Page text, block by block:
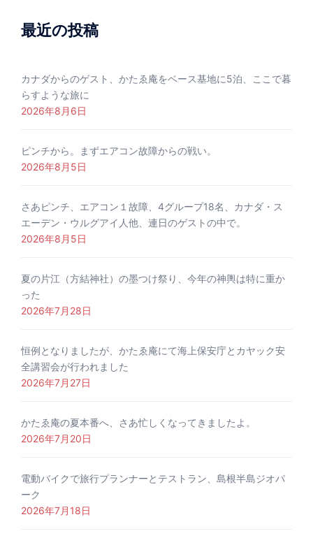
最近の投稿
カナダからのゲスト、かたゑ庵をベース基地に5泊、ここで暮
らすような旅に
2026年8月6日
ピンチから。まずエアコン故障からの戦い。
2026年8月5日
さあピンチ、エアコン１故障、4グループ18名、カナダ・ス
エーデン・ウルグアイ人他、連日のゲストの中で。
2026年8月5日
夏の片江（方結神社）の墨つけ祭り、今年の神輿は特に重か
った
2026年7月28日
恒例となりましたが、かたゑ庵にて海上保安庁とカヤック安
全講習会が行われました
2026年7月27日
かたゑ庵の夏本番へ、さあ忙しくなってきましたよ。
2026年7月20日
電動バイクで旅行プランナーとテストラン、島根半島ジオパ
ーク
2026年7月18日